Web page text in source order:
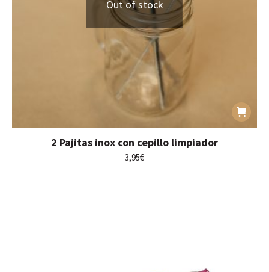
Out of stock
2 Pajitas inox con cepillo limpiador
3,95€